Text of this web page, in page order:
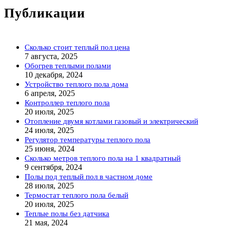
Публикации
Сколько стоит теплый пол цена
7 августа, 2025
Обогрев теплыми полами
10 декабря, 2024
Устройство теплого пола дома
6 апреля, 2025
Контроллер теплого пола
20 июля, 2025
Отопление двумя котлами газовый и электрический
24 июля, 2025
Регулятор температуры теплого пола
25 июня, 2024
Сколько метров теплого пола на 1 квадратный
9 сентября, 2024
Полы под теплый пол в частном доме
28 июля, 2025
Термостат теплого пола белый
20 июля, 2025
Теплые полы без датчика
21 мая, 2024